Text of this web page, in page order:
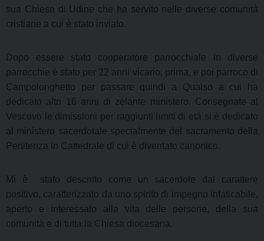
sua Chiesa di Udine che ha servito nelle diverse comunità
cristiane a cui è stato inviato.
Dopo essere stato cooperatore parrocchiale in diverse
parrocchie è stato per 22 anni vicario, prima, e poi parroco di
Campolonghetto per passare quindi a Qualso a cui ha
dedicato altri 16 anni di zelante ministero. Consegnate al
Vescovo le dimissioni per raggiunti limiti di età si è dedicato
al ministero sacerdotale specialmente del sacramento della
Penitenza in Cattedrale di cui è diventato canonico.
Mi è
stato descritto come un sacerdote dal carattere
positivo, caratterizzato da uno spirito di impegno infaticabile,
aperto e interessato alla vita delle persone, della sua
comunità e di tutta la Chiesa diocesana.